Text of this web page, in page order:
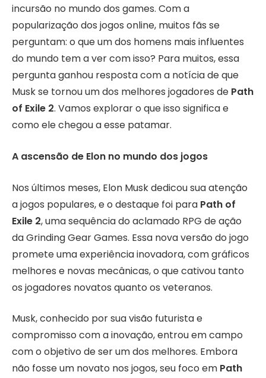
incursão no mundo dos games. Com a
popularização dos jogos online, muitos fãs se
perguntam: o que um dos homens mais influentes
do mundo tem a ver com isso? Para muitos, essa
pergunta ganhou resposta com a notícia de que
Musk se tornou um dos melhores jogadores de Path
of Exile 2. Vamos explorar o que isso significa e
como ele chegou a esse patamar.
A ascensão de Elon no mundo dos jogos
Nos últimos meses, Elon Musk dedicou sua atenção
a jogos populares, e o destaque foi para Path of
Exile 2, uma sequência do aclamado RPG de ação
da Grinding Gear Games. Essa nova versão do jogo
promete uma experiência inovadora, com gráficos
melhores e novas mecânicas, o que cativou tanto
os jogadores novatos quanto os veteranos.
Musk, conhecido por sua visão futurista e
compromisso com a inovação, entrou em campo
com o objetivo de ser um dos melhores. Embora
não fosse um novato nos jogos, seu foco em Path